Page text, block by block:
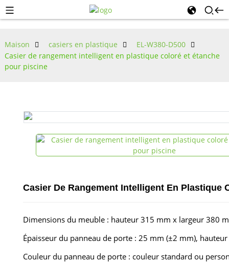
Maison casiers en plastique
EL-W380-D500
Casier de rangement intelligent en plastique coloré et étanche
pour piscine
Casier De Rangement Intelligent En Plastique
Dimensions du meuble : hauteur 315 mm x largeur 380
Épaisseur du panneau de porte : 25 mm (±2 mm),
Couleur du panneau de porte : couleur standard ou